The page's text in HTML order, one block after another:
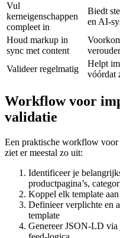
Vul
kerneigenschappen
compleet in
Biedt
en
Houd markup in
sync met content
Valideer regelmatig
Helpt
vóórdat
Workflow voor
validatie
Een praktische workflow voor
ziet er meestal zo uit:
Identificeer je
productpagina’s,
Koppel elk template
Definieer verplichte en
template
Genereer JSON‑LD